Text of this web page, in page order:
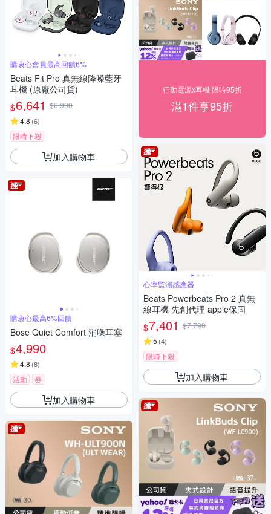
購衷心會員最高回饋6%
Beats Fit Pro 真無線降噪藍牙
耳機 (原廠公司貨)
$6,641 $6,990
4.8 (6)
限時下殺
加入購物車
購衷心最高6%回饋
Bose Quiet Comfort 消噪耳塞
$4,990
4.8 (8)
活動 券
加入購物車
行動電源x耳機 限時95折
滿1件享95折
心率監測感應器
Beats Powerbeats Pro 2 真無
線耳機 先創代理 apple保固
$7,401 $7,790
5 (4)
限時下殺
加入購物車